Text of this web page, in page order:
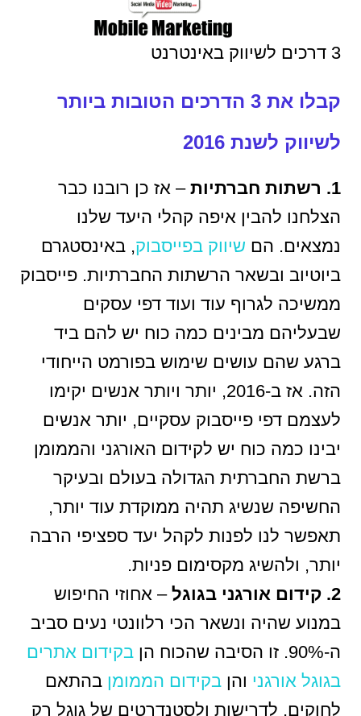
3 דרכים לשיווק באינטרנט
קבלו את 3 הדרכים הטובות ביותר
לשיווק לשנת 2016
1. רשתות חברתיות
– אז כן רובנו כבר
הצלחנו להבין איפה קהלי היעד שלנו
נמצאים. הם שיווק בפייסבוק, באינסטגרם
ביוטיוב ובשאר הרשתות החברתיות. פייסבוק
ממשיכה לגרוף עוד ועוד דפי עסקים
שבעליהם מבינים כמה כוח יש להם ביד
ברגע שהם עושים שימוש בפורמט הייחודי
הזה. אז ב-2016, יותר ויותר אנשים יקימו
לעצמם דפי פייסבוק עסקיים, יותר אנשים
יבינו כמה כוח יש לקידום האורגני והממומן
ברשת החברתית הגדולה בעולם ובעיקר
החשיפה שנשיג תהיה ממוקדת עוד יותר,
תאפשר לנו לפנות לקהל יעד ספציפי הרבה
יותר, ולהשיג מקסימום פניות.
2. קידום אורגני בגוגל
– אחוזי החיפוש
במנוע שהיה ונשאר הכי רלוונטי נעים סביב
ה-90%. זו הסיבה שהכוח הן
בקידום אתרים
בגוגל אורגני והן בקידום הממומן בהתאם
לחוקים, לדרישות ולסטנדרטים של גוגל רק